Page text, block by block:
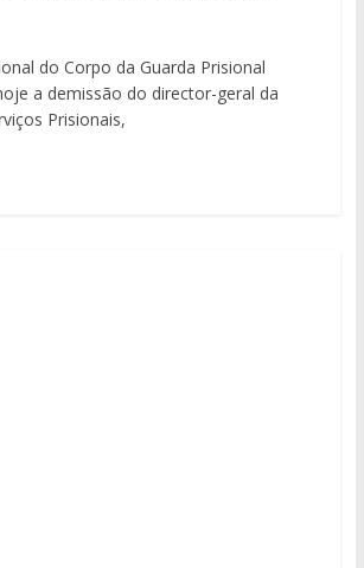
do Corpo da Guarda Prisional
a demissão do director-geral da
Prisionais,